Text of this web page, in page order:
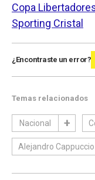
Copa
Sporting Cristal
¿Encontraste un error?
Temas relacionados
Nacional
Alejandro Cappuccio